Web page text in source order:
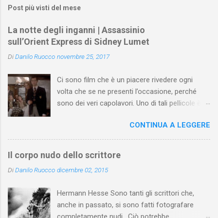
Post più visti del mese
La notte degli inganni | Assassinio
sull’Orient Express di Sidney Lumet
DiDanilo Ruocco novembre 25, 2017
Ci sono film che è un piacere rivedere ogni
volta che se ne presenti l’occasione, perché
sono dei veri capolavori. Uno di tali pellicole è
Tratto dall'omonimo romanzo di Agatha
Christie (pubblicato prima a puntate nel 1933 e,
poi, in volume l’anno seguente), il film di Lumet
ambientato nel 1930 e ispirato alla Christie da
l’assassinio del piccolo figlio dell’aviatore
Charles Lindbergh (nel romanzo e nel film
CONTINUA A LEGGERE
Il corpo nudo dello scrittore
DiDanilo Ruocco dicembre 02, 2015
Hermann Hesse Sono tanti gli scrittori che,
anche in passato, si sono fatti fotografare